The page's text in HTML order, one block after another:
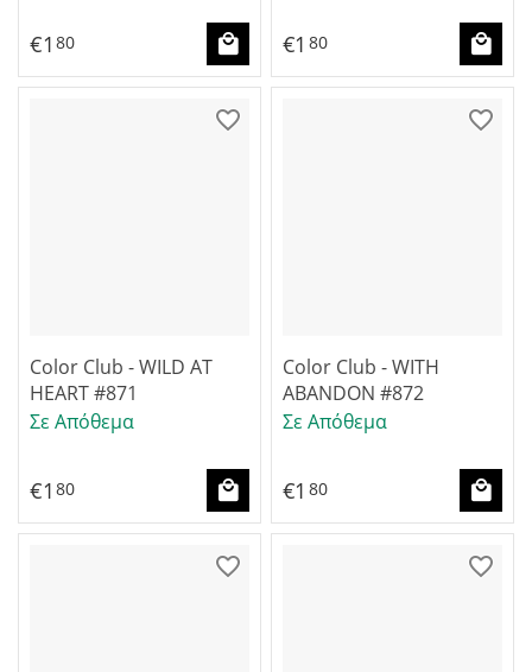
€1 80 €1 80
Color Club - WILD AT
HEART #871
Σε Απόθεμα
€1 80
Color Club - WITH
ABANDON #872
Σε Απόθεμα
€1 80